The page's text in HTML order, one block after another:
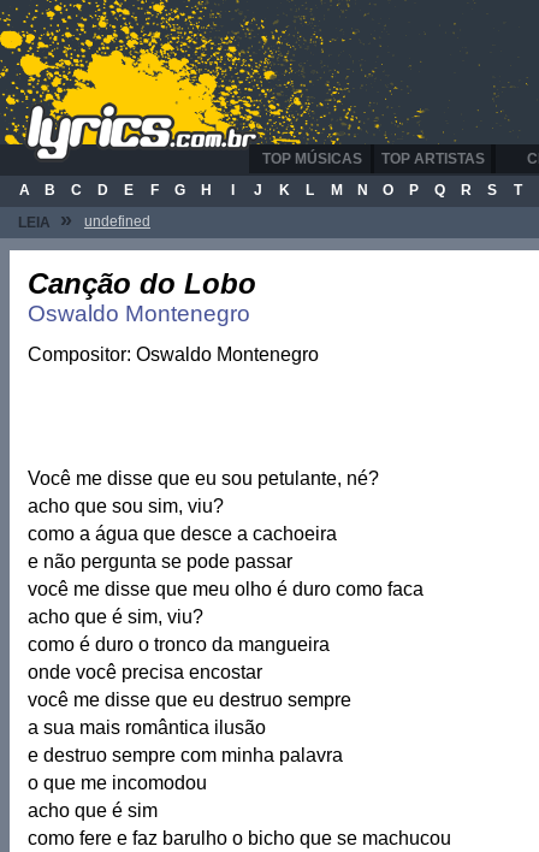
TOP ARTISTAS
TOP MÚSICAS
A
B C D E F G H J K L M N O P Q R S T
LEIA
» undefined
Canção do Lobo
Oswaldo Montenegro
Compositor: Oswaldo Montenegro
Você me disse que eu sou petulante, né?
acho que sou sim, viu?
como a água que desce a cachoeira
e não pergunta se pode passar
você me disse que meu olho é duro como faca
acho que é sim, viu?
como é duro o tronco da mangueira
onde você precisa encostar
você me disse que eu destruo sempre
a sua mais romântica ilusão
e destruo sempre com minha palavra
o que me incomodou
acho que é sim
como fere e faz barulho o bicho que se machucou